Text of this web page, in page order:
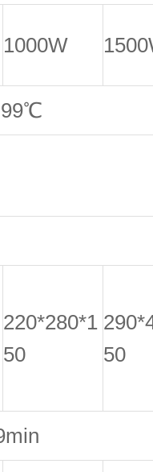
1000W
99℃
220*280*1
50
50